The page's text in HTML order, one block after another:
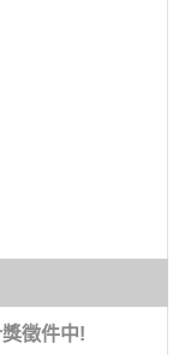
徵件中!